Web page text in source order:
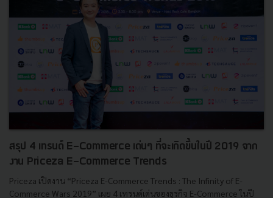
สรุป 4 เทรนด์ E-Commerce เด่นๆ ที่จะเกิดขึ้นในปี 2019 จาก
งาน Priceza E-Commerce Trends
Priceza เปิดงาน “Priceza E-Commerce Trends : The Infinity of E-
Commerce Wars 2019” เผย 4 เทรนด์เด่นของธุรกิจ E-Commerce ในปี